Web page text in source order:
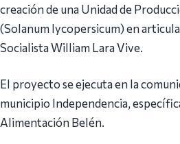
creación de una Unidad de
(Solanum lycopersicum) en
Socialista William Lara Vive.
El proyecto se ejecuta en la
municipio Independencia,
Alimentación Belén.